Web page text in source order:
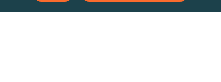
जनरेटिव वॉयस / टीटीएस